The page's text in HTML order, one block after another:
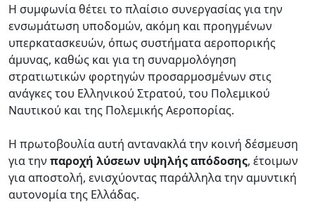
Η συμφωνία θέτει το πλαίσιο συνεργασίας για την
ενσωμάτωση υποδομών, ακόμη και προηγμένων
υπερκατασκευών, όπως συστήματα αεροπορικής
άμυνας, καθώς και για τη συναρμολόγηση
στρατιωτικών φορτηγών προσαρμοσμένων στις
ανάγκες του Ελληνικού Στρατού, του Πολεμικού
Ναυτικού και της Πολεμικής Αεροπορίας.
Η πρωτοβουλία αυτή αντανακλά την κοινή δέσμευση
για την παροχή λύσεων υψηλής απόδοσης, έτοιμων
για αποστολή, ενισχύοντας παράλληλα την αμυντική
αυτονομία της Ελλάδας.